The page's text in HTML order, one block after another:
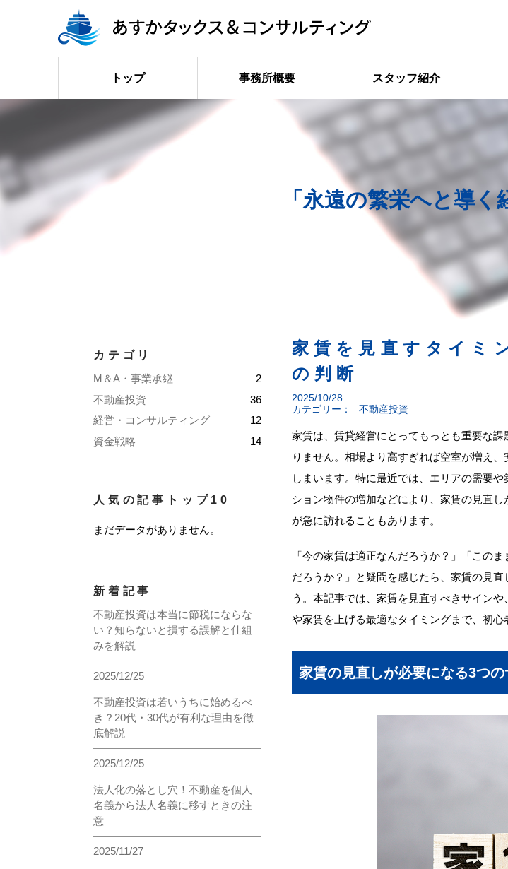
トップ 事務所概要 スタッフ紹介
「永遠の繁栄へと導く
家賃を見直すタイミ
の判断
2025/10/28
カテゴリー：
不動産投資
家賃は、賃貸経営にとってもっとも重要な課
りません。相場より高すぎれば空室が増え
しまいます。特に最近では、エリアの需要
ション物件の増加などにより、家賃の見直
が急に訪れることもあります。
「今の家賃は適正なんだろうか？」「この
だろうか？」と疑問を感じたら、家賃の見直
う。本記事では、家賃を見直すべきサイン
や家賃を上げる最適なタイミングまで、初心
家賃の見直しが必要になる3つの
カテゴリ
M＆A・事業承継
2
不動産投資
36
経営・コンサルティング
12
資金戦略
14
人気の記事トップ10
まだデータがありません。
新着記事
不動産投資は本当に節税にならな
い？知らないと損する誤解と仕組
みを解説
2025/12/25
不動産投資は若いうちに始めるべ
き？20代・30代が有利な理由を徹
底解説
2025/12/25
法人化の落とし穴！不動産を個人
名義から法人名義に移すときの注
意
2025/11/27